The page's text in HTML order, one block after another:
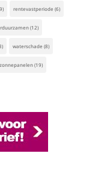
rentevastperiode (6)
(12)
waterschade (8)
zonnepanelen(19)